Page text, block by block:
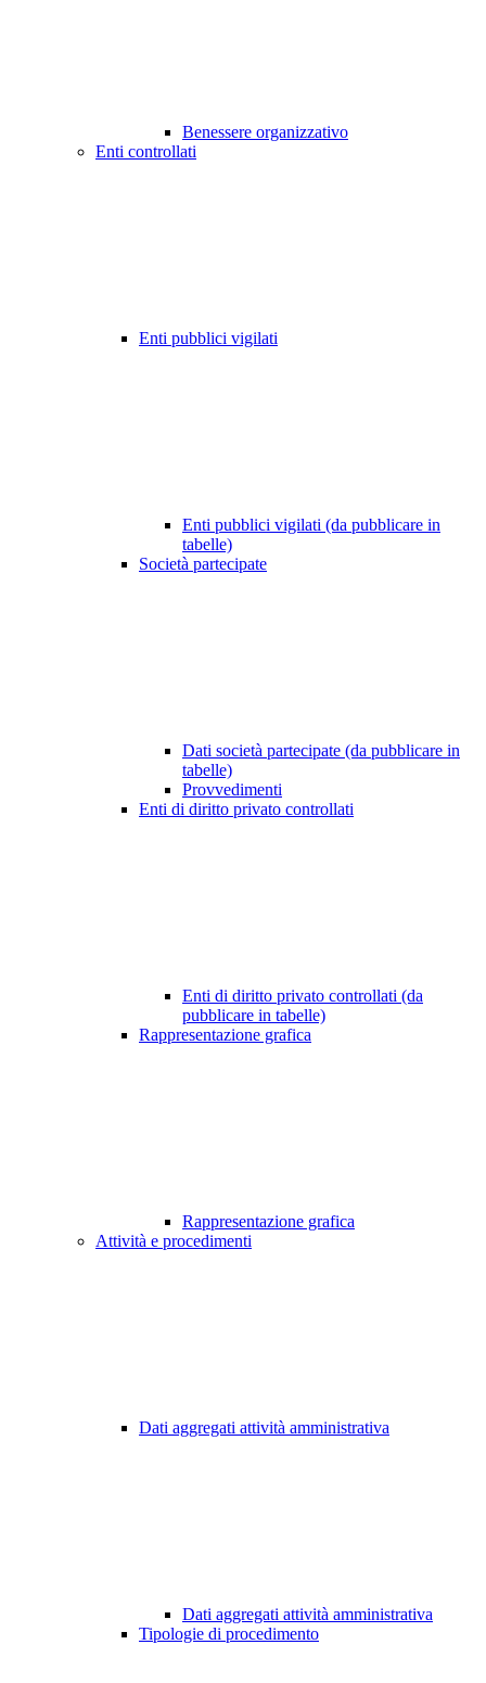
Benessere organizzativo
Enti controllati
Enti pubblici vigilati
Enti pubblici vigilati (da pubblicare in
tabelle)
Società partecipate
Dati società partecipate (da pubblicare in
tabelle)
Provvedimenti
Enti di diritto privato controllati
Enti di diritto privato controllati (da
pubblicare in tabelle)
Rappresentazione grafica
Rappresentazione grafica
Attività e procedimenti
Dati aggregati attività amministrativa
Dati aggregati attività amministrativa
Tipologie di procedimento